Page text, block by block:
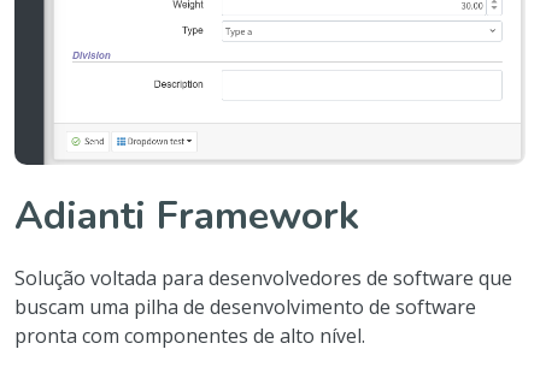
Adianti Framework
Solução voltada para desenvolvedores de software que
buscam uma pilha de desenvolvimento de software
pronta com componentes de alto nível.